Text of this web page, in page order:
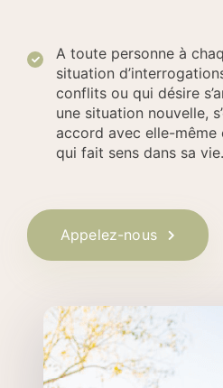
A toute personne à
situation
conflits ou qui désire
une situation nouvelle,
accord avec elle-
qui fait sens dans sa vie.
Appelez-nous